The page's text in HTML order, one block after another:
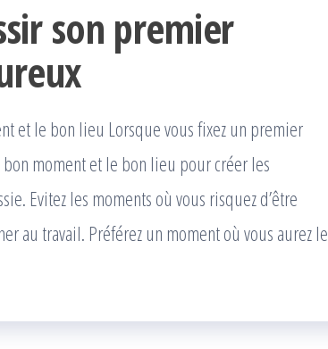
son premier
et le bon lieu Lorsque vous fixez un premier
moment et le bon lieu pour créer les
Evitez les moments où vous risquez d’être
au travail. Préférez un moment où vous aurez le